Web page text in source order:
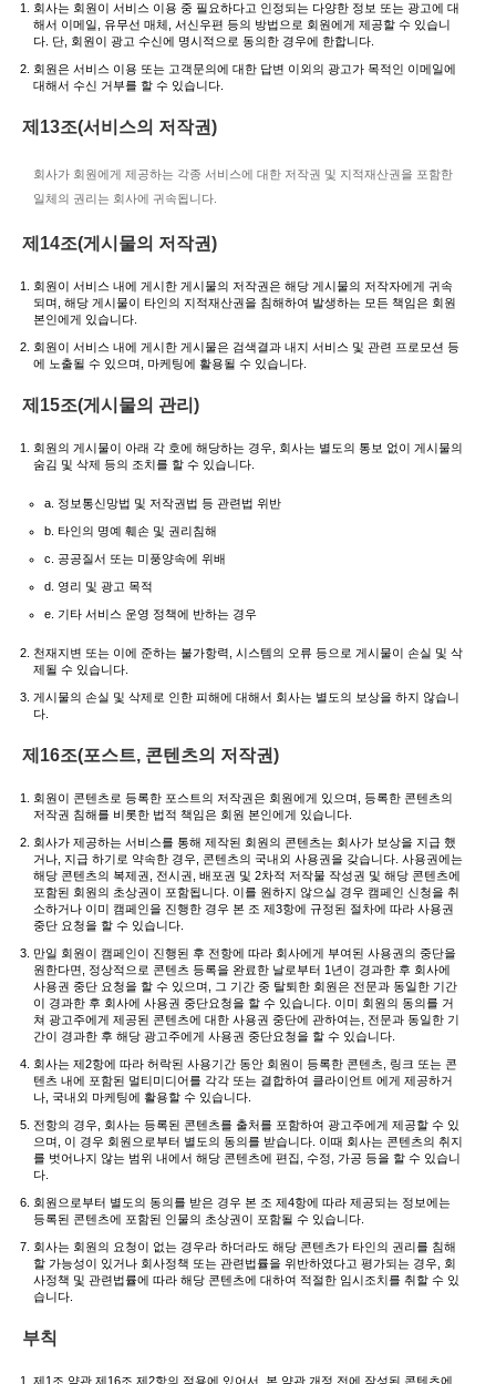
회사는 회원이 서비스 이용 중 필요하다고 인정되는 다양한 정보 또는 광고에 대
해서 이메일, 유무선 매체, 서신우편 등의 방법으로 회원에게 제공할 수 있습니
다. 단, 회원이 광고 수신에 명시적으로 동의한 경우에 한합니다.
회원은 서비스 이용 또는 고객문의에 대한 답변 이외의 광고가 목적인 이메일에
대해서 수신 거부를 할 수 있습니다.
제13조(서비스의 저작권)
회사가 회원에게 제공하는 각종 서비스에 대한 저작권 및 지적재산권을 포함한
일체의 권리는 회사에 귀속됩니다.
제14조(게시물의 저작권)
회원이 서비스 내에 게시한 게시물의 저작권은 해당 게시물의 저작자에게 귀속
되며, 해당 게시물이 타인의 지적재산권을 침해하여 발생하는 모든 책임은 회원
본인에게 있습니다.
회원이 서비스 내에 게시한 게시물은 검색결과 내지 서비스 및 관련 프로모션 등
에 노출될 수 있으며, 마케팅에 활용될 수 있습니다.
제15조(게시물의 관리)
회원의 게시물이 아래 각 호에 해당하는 경우, 회사는 별도의 통보 없이 게시물의
숨김 및 삭제 등의 조치를 할 수 있습니다.
a. 정보통신망법 및 저작권법 등 관련법 위반
b. 타인의 명예 훼손 및 권리침해
c. 공공질서 또는 미풍양속에 위배
d. 영리 및 광고 목적
e. 기타 서비스 운영 정책에 반하는 경우
천재지변 또는 이에 준하는 불가항력, 시스템의 오류 등으로 게시물이 손실 및 삭
제될 수 있습니다.
게시물의 손실 및 삭제로 인한 피해에 대해서 회사는 별도의 보상을 하지 않습니
다.
제16조(포스트, 콘텐츠의 저작권)
회원이 콘텐츠로 등록한 포스트의 저작권은 회원에게 있으며, 등록한 콘텐츠의
저작권 침해를 비롯한 법적 책임은 회원 본인에게 있습니다.
회사가 제공하는 서비스를 통해 제작된 회원의 콘텐츠는 회사가 보상을 지급 했
거나, 지급 하기로 약속한 경우, 콘텐츠의 국내외 사용권을 갖습니다. 사용권에는
해당 콘텐츠의 복제권, 전시권, 배포권 및 2차적 저작물 작성권 및 해당 콘텐츠에
포함된 회원의 초상권이 포함됩니다. 이를 원하지 않으실 경우 캠페인 신청을 취
소하거나 이미 캠페인을 진행한 경우 본 조 제3항에 규정된 절차에 따라 사용권
중단 요청을 할 수 있습니다.
만일 회원이 캠페인이 진행된 후 전항에 따라 회사에게 부여된 사용권의 중단을
원한다면, 정상적으로 콘텐츠 등록을 완료한 날로부터 1년이 경과한 후 회사에
사용권 중단 요청을 할 수 있으며, 그 기간 중 탈퇴한 회원은 전문과 동일한 기간
이 경과한 후 회사에 사용권 중단요청을 할 수 있습니다. 이미 회원의 동의를 거
쳐 광고주에게 제공된 콘텐츠에 대한 사용권 중단에 관하여는, 전문과 동일한 기
간이 경과한 후 해당 광고주에게 사용권 중단요청을 할 수 있습니다.
회사는 제2항에 따라 허락된 사용기간 동안 회원이 등록한 콘텐츠, 링크 또는 콘
텐츠 내에 포함된 멀티미디어를 각각 또는 결합하여 클라이언트 에게 제공하거
나, 국내외 마케팅에 활용할 수 있습니다.
전항의 경우, 회사는 등록된 콘텐츠를 출처를 포함하여 광고주에게 제공할 수 있
으며, 이 경우 회원으로부터 별도의 동의를 받습니다. 이때 회사는 콘텐츠의 취지
를 벗어나지 않는 범위 내에서 해당 콘텐츠에 편집, 수정, 가공 등을 할 수 있습니
다.
회원으로부터 별도의 동의를 받은 경우 본 조 제4항에 따라 제공되는 정보에는
등록된 콘텐츠에 포함된 인물의 초상권이 포함될 수 있습니다.
회사는 회원의 요청이 없는 경우라 하더라도 해당 콘텐츠가 타인의 권리를 침해
할 가능성이 있거나 회사정책 또는 관련법률을 위반하였다고 평가되는 경우, 회
사정책 및 관련법률에 따라 해당 콘텐츠에 대하여 적절한 임시조치를 취할 수 있
습니다.
부칙
제1조 약관 제16조 제2항의 적용에 있어서, 본 약관 개정 전에 작성된 콘텐츠에